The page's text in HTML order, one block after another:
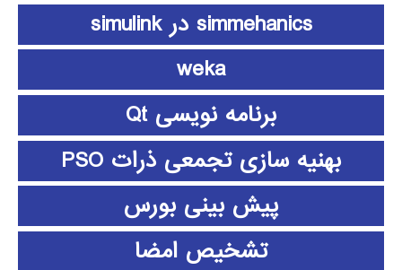
simmehanics در simulink
weka
برنامه نویسی Qt
بهنیه سازی تجمعی ذرات PSO
پیش بینی بورس
تشخیص امضا